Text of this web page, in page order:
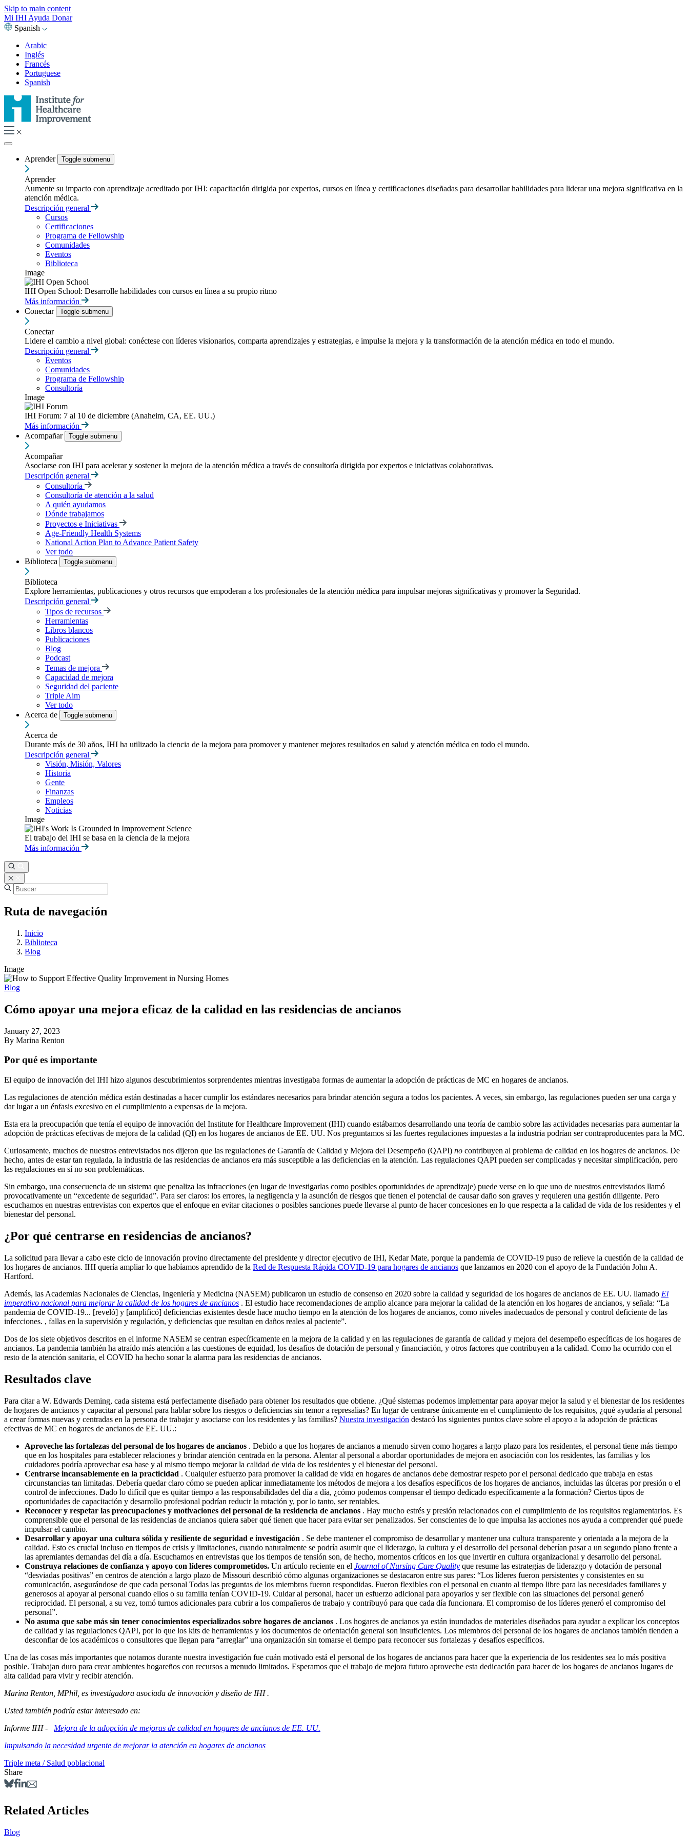
Skip to main content
Mi IHI Ayuda Donar
Spanish
Arabic
Inglés
Francés
Portuguese
Spanish
Aprender Toggle submenu
Aprender
Aumente su impacto con aprendizaje acreditado por IHI: capacitación dirigida por expertos, cursos en línea y certificaciones diseñadas para desarrollar habilidades para liderar una mejora significativa en la
atención médica.
Descripción general
Cursos
Certificaciones
Programa de Fellowship
Comunidades
Eventos
Biblioteca
Image
IHI Open School: Desarrolle habilidades con cursos en línea a su propio ritmo
Más información
Conectar
Toggle submenu
Conectar
Lidere el cambio a nivel global: conéctese con líderes visionarios, comparta aprendizajes y estrategias, e impulse la mejora y la transformación de la atención médica en todo el mundo.
Descripción general
Eventos
Comunidades
Programa de Fellowship
Consultoría
Image
IHI Forum: 7 al 10 de diciembre (Anaheim, CA, EE. UU.)
Más información
Acompañar
Toggle submenu
Acompañar
Asociarse con IHI para acelerar y sostener la mejora de la atención médica a través de consultoría dirigida por expertos e iniciativas colaborativas.
Descripción general
Consultoría
Consultoría de atención a la salud
A quién ayudamos
Dónde trabajamos
Proyectos e Iniciativas
Age-Friendly Health Systems
National Action Plan to Advance Patient Safety
Ver todo
Biblioteca
Toggle submenu
Biblioteca
Explore herramientas, publicaciones y otros recursos que empoderan a los profesionales de la atención médica para impulsar mejoras significativas y promover la Seguridad.
Descripción general
Tipos de recursos
Herramientas
Libros blancos
Publicaciones
Blog
Podcast
Temas de mejora
Capacidad de mejora
Seguridad del paciente
Triple Aim
Ver todo
Acerca de
Toggle submenu
Acerca de
Durante más de 30 años, IHI ha utilizado la ciencia de la mejora para promover y mantener mejores resultados en salud y atención médica en todo el mundo.
Descripción general
Visión, Misión, Valores
Historia
Gente
Finanzas
Empleos
Noticias
Image
El trabajo del IHI se basa en la ciencia de la mejora
Más información
Ruta de navegación
Inicio
Biblioteca
Blog
Image
Blog
Cómo apoyar una mejora eficaz de la calidad en las residencias de ancianos
January 27, 2023
By Marina Renton
Por qué es importante
El equipo de innovación del IHI hizo algunos descubrimientos sorprendentes mientras investigaba formas de aumentar la adopción de prácticas de MC en hogares de ancianos.
Las regulaciones de atención médica están destinadas a hacer cumplir los estándares necesarios para brindar atención segura a todos los pacientes. A veces, sin embargo, las regulaciones pueden ser una carga y
dar lugar a un énfasis excesivo en el cumplimiento a expensas de la mejora.
Esta era la preocupación que tenía el equipo de innovación del Institute for Healthcare Improvement (IHI) cuando estábamos desarrollando una teoría de cambio sobre las actividades necesarias para aumentar la
adopción de prácticas efectivas de mejora de la calidad (QI) en los hogares de ancianos de EE. UU. Nos preguntamos si las fuertes regulaciones impuestas a la industria podrían ser contraproducentes para la MC.
Curiosamente, muchos de nuestros entrevistados nos dijeron que las regulaciones de Garantía de Calidad y Mejora del Desempeño (QAPI) no contribuyen al problema de calidad en los hogares de ancianos. De
hecho, antes de estar tan regulada, la industria de las residencias de ancianos era más susceptible a las deficiencias en la atención. Las regulaciones QAPI pueden ser complicadas y necesitar simplificación, pero
las regulaciones en sí no son problemáticas.
Sin embargo, una consecuencia de un sistema que penaliza las infracciones (en lugar de investigarlas como posibles oportunidades de aprendizaje) puede verse en lo que uno de nuestros entrevistados llamó
provocativamente un “excedente de seguridad”. Para ser claros: los errores, la negligencia y la asunción de riesgos que tienen el potencial de causar daño son graves y requieren una gestión diligente. Pero
escuchamos en nuestras entrevistas con expertos que el enfoque en evitar citaciones o posibles sanciones puede llevarse al punto de hacer concesiones en lo que respecta a la calidad de vida de los residentes y el
bienestar del personal.
¿Por qué centrarse en residencias de ancianos?
La solicitud para llevar a cabo este ciclo de innovación provino directamente del presidente y director ejecutivo de IHI, Kedar Mate, porque la pandemia de COVID-19 puso de relieve la cuestión de la calidad de
los hogares de ancianos. IHI quería ampliar lo que habíamos aprendido de la Red de Respuesta Rápida COVID-19 para hogares de ancianos que lanzamos en 2020 con el apoyo de la Fundación John A.
Hartford.
Además, las Academias Nacionales de Ciencias, Ingeniería y Medicina (NASEM) publicaron un estudio de consenso en 2020 sobre la calidad y seguridad de los hogares de ancianos de EE. UU. llamado El
imperativo nacional para mejorar la calidad de los hogares de ancianos . El estudio hace recomendaciones de amplio alcance para mejorar la calidad de la atención en los hogares de ancianos, y señala: “La
pandemia de COVID-19... [reveló] y [amplificó] deficiencias existentes desde hace mucho tiempo en la atención de los hogares de ancianos, como niveles inadecuados de personal y control deficiente de las
infecciones. , fallas en la supervisión y regulación, y deficiencias que resultan en daños reales al paciente”.
Dos de los siete objetivos descritos en el informe NASEM se centran específicamente en la mejora de la calidad y en las regulaciones de garantía de calidad y mejora del desempeño específicas de los hogares de
ancianos. La pandemia también ha atraído más atención a las cuestiones de equidad, los desafíos de dotación de personal y financiación, y otros factores que contribuyen a la calidad. Como ha ocurrido con el
resto de la atención sanitaria, el COVID ha hecho sonar la alarma para las residencias de ancianos.
Resultados clave
Para citar a W. Edwards Deming, cada sistema está perfectamente diseñado para obtener los resultados que obtiene. ¿Qué sistemas podemos implementar para apoyar mejor la salud y el bienestar de los residentes
de hogares de ancianos y capacitar al personal para hablar sobre los riesgos o deficiencias sin temor a represalias? En lugar de centrarse únicamente en el cumplimiento de los requisitos, ¿qué ayudaría al personal
a crear formas nuevas y centradas en la persona de trabajar y asociarse con los residentes y las familias? Nuestra investigación destacó los siguientes puntos clave sobre el apoyo a la adopción de prácticas
efectivas de MC en hogares de ancianos de EE. UU.:
Aproveche las fortalezas del personal de los hogares de ancianos . Debido a que los hogares de ancianos a menudo sirven como hogares a largo plazo para los residentes, el personal tiene más tiempo
que en los hospitales para establecer relaciones y brindar atención centrada en la persona. Alentar al personal a abordar oportunidades de mejora en asociación con los residentes, las familias y los
cuidadores podría aprovechar esa base y al mismo tiempo mejorar la calidad de vida de los residentes y el bienestar del personal.
Centrarse incansablemente en la practicidad . Cualquier esfuerzo para promover la calidad de vida en hogares de ancianos debe demostrar respeto por el personal dedicado que trabaja en estas
circunstancias tan limitadas. Debería quedar claro cómo se pueden aplicar inmediatamente los métodos de mejora a los desafíos específicos de los hogares de ancianos, incluidas las úlceras por presión o el
control de infecciones. Dado lo difícil que es quitar tiempo a las responsabilidades del día a día, ¿cómo podemos compensar el tiempo dedicado específicamente a la formación? Ciertos tipos de
oportunidades de capacitación y desarrollo profesional podrían reducir la rotación y, por lo tanto, ser rentables.
Reconocer y respetar las preocupaciones y motivaciones del personal de la residencia de ancianos . Hay mucho estrés y presión relacionados con el cumplimiento de los requisitos reglamentarios. Es
comprensible que el personal de las residencias de ancianos quiera saber qué tienen que hacer para evitar ser penalizados. Ser conscientes de lo que impulsa las acciones nos ayuda a comprender qué puede
impulsar el cambio.
Desarrollar y apoyar una cultura sólida y resiliente de seguridad e investigación . Se debe mantener el compromiso de desarrollar y mantener una cultura transparente y orientada a la mejora de la
calidad. Esto es crucial incluso en tiempos de crisis y limitaciones, cuando naturalmente se podría asumir que el liderazgo, la cultura y el desarrollo del personal deberían pasar a un segundo plano frente a
las apremiantes demandas del día a día. Escuchamos en entrevistas que los tiempos de tensión son, de hecho, momentos críticos en los que invertir en cultura organizacional y desarrollo del personal.
Construya relaciones de confianza y apoyo con líderes comprometidos. Un artículo reciente en el Journal of Nursing Care Quality que resume las estrategias de liderazgo y dotación de personal
“desviadas positivas” en centros de atención a largo plazo de Missouri describió cómo algunas organizaciones se destacaron entre sus pares: “Los líderes fueron persistentes y consistentes en su
comunicación, asegurándose de que cada personal Todas las preguntas de los miembros fueron respondidas. Fueron flexibles con el personal en cuanto al tiempo libre para las necesidades familiares y
generosos al apoyar al personal cuando ellos o su familia tenían COVID-19. Cuidar al personal, hacer un esfuerzo adicional para apoyarlos y ser flexible con las situaciones del personal generó
reciprocidad. El personal, a su vez, tomó turnos adicionales para cubrir a los compañeros de trabajo y contribuyó para que cada día funcionara. El compromiso de los líderes generó el compromiso del
personal”.
No asuma que sabe más sin tener conocimientos especializados sobre hogares de ancianos . Los hogares de ancianos ya están inundados de materiales diseñados para ayudar a explicar los conceptos
de calidad y las regulaciones QAPI, por lo que los kits de herramientas y los documentos de orientación general son insuficientes. Los miembros del personal de los hogares de ancianos también tienden a
desconfiar de los académicos o consultores que llegan para “arreglar” una organización sin tomarse el tiempo para reconocer sus fortalezas y desafíos específicos.
Una de las cosas más importantes que notamos durante nuestra investigación fue cuán motivado está el personal de los hogares de ancianos para hacer que la experiencia de los residentes sea lo más positiva
posible. Trabajan duro para crear ambientes hogareños con recursos a menudo limitados. Esperamos que el trabajo de mejora futuro aproveche esta dedicación para hacer de los hogares de ancianos lugares de
alta calidad para vivir y recibir atención.
Marina Renton, MPhil, es investigadora asociada de innovación y diseño de IHI .
Usted también podría estar interesado en:
Informe IHI -
Mejora de la adopción de mejoras de calidad en hogares de ancianos de EE. UU.
Impulsando la necesidad urgente de mejorar la atención en hogares de ancianos
Triple meta / Salud poblacional
Share
Related Articles
Blog